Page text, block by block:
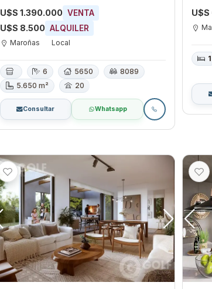
U$S 1.390.000 VENTA
U$S 8.500 ALQUILER
Maroñas Local
6 5650
8089
5.650 m²
20
Consultar Whatsapp
1